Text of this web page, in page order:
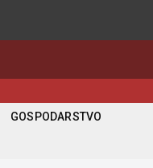
GOSPODARSTVO